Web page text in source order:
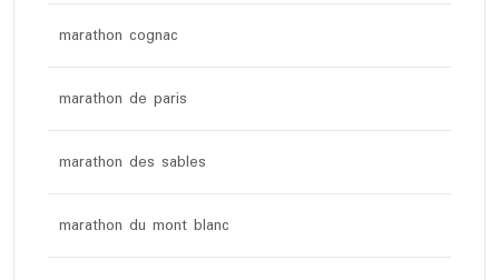
marathon cognac
marathon de paris
marathon des sables
marathon du mont blanc